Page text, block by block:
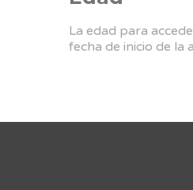
La edad para
fecha de inicio de la